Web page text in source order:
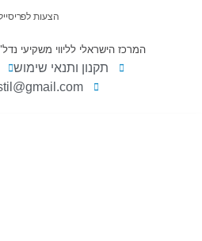
המרכז הישראלי לליווי משקיעי
תקנון ותנאי שימוש
הצעות